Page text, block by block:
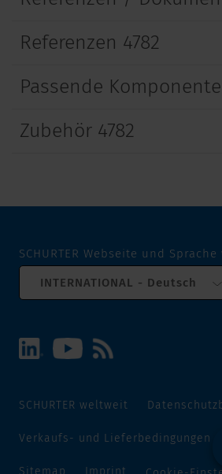
Referenzen 4782
Passende
Zubehör 4782
SCHURTER Webseite und Sprache
INTERNATIONAL - Deutsch
SCHURTER weltweit
Verkaufs- und Lieferbedingungen